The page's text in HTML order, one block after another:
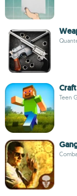
Teen